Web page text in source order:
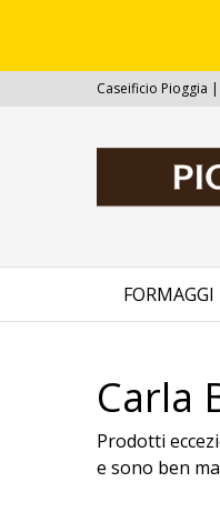
Caseificio Pioggia
FORMAGGI
Carla
Prodotti
e sono ben